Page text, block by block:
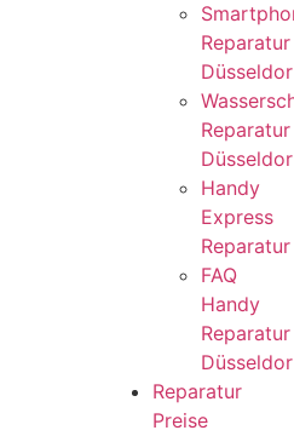
Reparatur
Reparatur
Handy
Express
Reparatur
FAQ
Handy
Reparatur
Reparatur
Preise